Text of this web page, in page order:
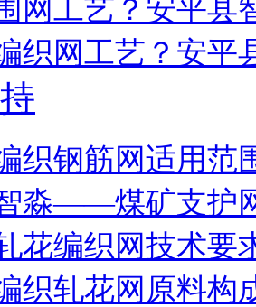
网工艺？安平县
织网工艺？安平
织钢筋网适用范
淼——煤矿支护
花编织网技术要
织轧花网原料构